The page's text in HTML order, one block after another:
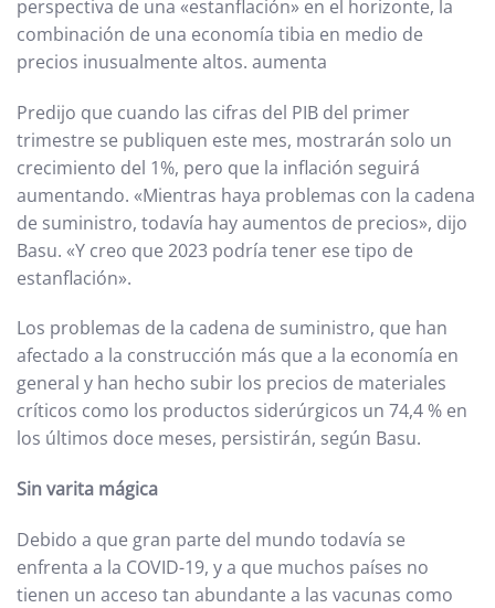
perspectiva de una «estanflación» en el horizonte, la
combinación de una economía tibia en medio de
precios inusualmente altos. aumenta
Predijo que cuando las cifras del PIB del primer
trimestre se publiquen este mes, mostrarán solo un
crecimiento del 1%, pero que la inflación seguirá
aumentando. «Mientras haya problemas con la cadena
de suministro, todavía hay aumentos de precios», dijo
Basu. «Y creo que 2023 podría tener ese tipo de
estanflación».
Los problemas de la cadena de suministro, que han
afectado a la construcción más que a la economía en
general y han hecho subir los precios de materiales
críticos como los productos siderúrgicos un 74,4 % en
los últimos doce meses, persistirán, según Basu.
Sin varita mágica
Debido a que gran parte del mundo todavía se
enfrenta a la COVID-19, y a que muchos países no
tienen un acceso tan abundante a las vacunas como